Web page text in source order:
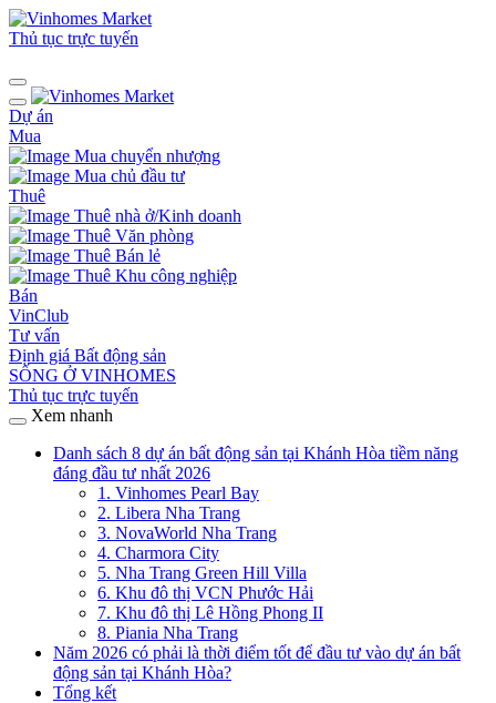
Thủ tục trực tuyến
Dự án
Mua
Mua chuyển nhượng
Mua chủ đầu tư
Thuê
Thuê nhà ở/Kinh doanh
Thuê Văn phòng
Thuê Bán lẻ
Thuê Khu công nghiệp
Bán
VinClub
Tư vấn
Định giá Bất động sản
SỐNG Ở VINHOMES
Thủ tục trực tuyến
Xem nhanh
Danh sách 8 dự án bất động sản tại Khánh Hòa tiềm năng
đáng đầu tư nhất 2026
1. Vinhomes Pearl Bay
2. Libera Nha Trang
3. NovaWorld Nha Trang
4. Charmora City
5. Nha Trang Green Hill Villa
6. Khu đô thị VCN Phước Hải
7. Khu đô thị Lê Hồng Phong II
8. Piania Nha Trang
Năm 2026 có phải là thời điểm tốt để đầu tư vào dự án bất
động sản tại Khánh Hòa?
Tổng kết